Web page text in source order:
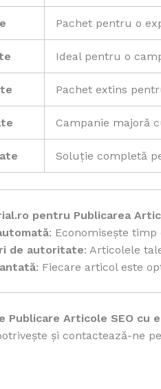
Pachet pentru o
Ideal pentru o
Pachet extins
Campanie majoră
Soluție completă
pentru Publicarea
: Economisește
de autoritate: Articolele
: Fiecare articol este
Publicare Articole SEO cu
și contactează-ne